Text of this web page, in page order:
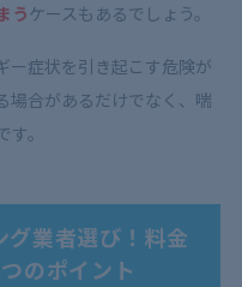
う ケースもあるでしょう。
ー症状を引き起こす危険が
場合があるだけでなく、喘
。
グ業者選び！料金
のポイント